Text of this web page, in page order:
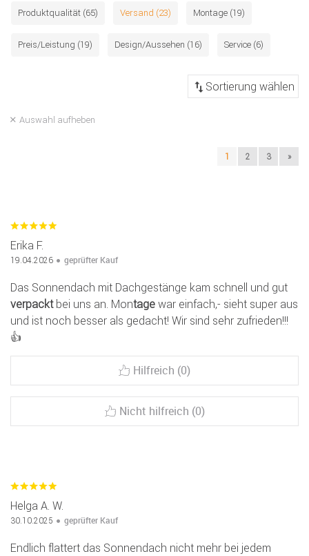
Produktqualität (65) Versand (23) Montage (19)
Preis/Leistung (19) Design/Aussehen (16) Service (6)
Auswahl aufheben
1 2 3 »
Erika F.
19.04.2026 geprüfter Kauf
Das Sonnendach mit Dachgestänge kam schnell und gut
verpacktbei uns an. Montage war einfach,- sieht super aus
und ist noch besser als gedacht! Wir sind sehr zufrieden!!!
👍
Hilfreich (0)
Nicht hilfreich (0)
Helga A. W.
30.10.2025 geprüfter Kauf
Endlich flattert das Sonnendach nicht mehr bei jedem